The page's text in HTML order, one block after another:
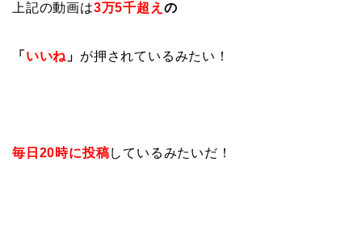
上記の動画は3万5千超え の
「 いいね 」 が押されているみたい！
毎日20時に投稿しているみたいだ！